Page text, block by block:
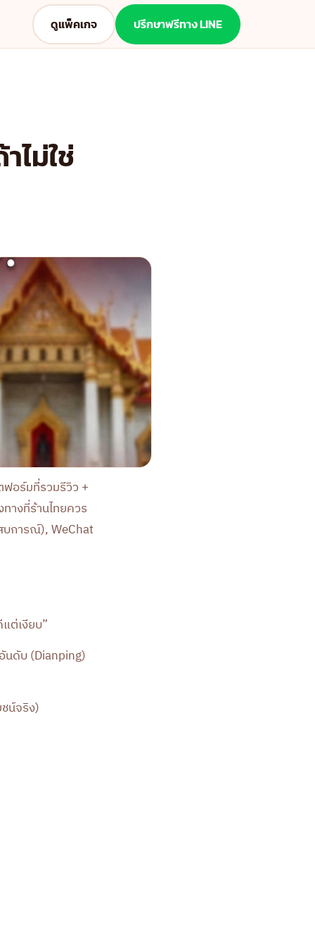
ดูแพ็คเกจ ปรึกษาฟรีทาง LINE
ไม่ใช่
ฟอร์มที่รวมรีวิว +
างที่ร้านไทยควร
บการณ์), WeChat
ต่เงียบ”
นดับ (Dianping)
น์จริง)